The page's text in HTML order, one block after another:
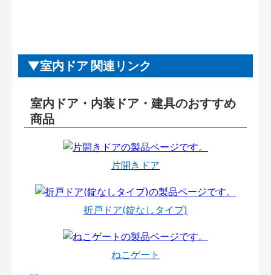
室内ドア 関連リンク
室内ドア・内装ドア・建具のおすすめ
商品
片開きドア
折戸ドア(錠なしタイプ)
ねこゲート